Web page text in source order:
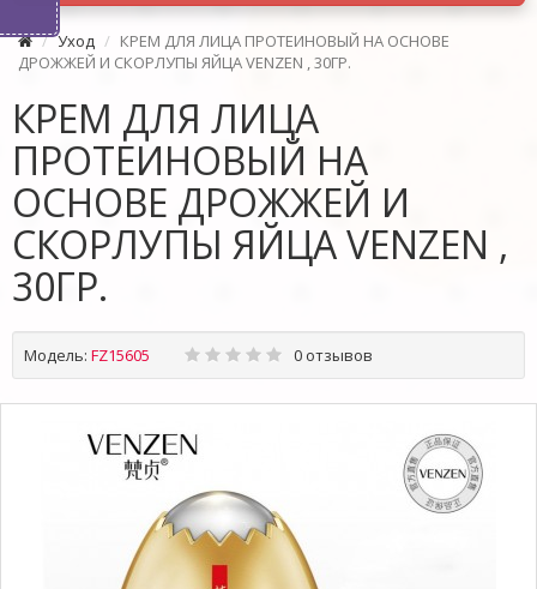
Уход
КРЕМ ДЛЯ ЛИЦА ПРОТЕИНОВЫЙ НА ОСНОВЕ
ДРОЖЖЕЙ И СКОРЛУПЫ ЯЙЦА VENZEN , 30ГР.
КРЕМ ДЛЯ ЛИЦА
ПРОТЕИНОВЫЙ НА
ОСНОВЕ ДРОЖЖЕЙ И
СКОРЛУПЫ ЯЙЦА VENZEN ,
30ГР.
Модель: FZ15605 0 отзывов